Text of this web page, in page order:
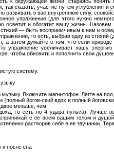
так сказать, участие путем углубления
развивать в вас внутреннюю силу,
упражнение (для этого нужно
осветит и обогатит вашу жизнь.
— быть восприимчивым к ним и
то есть, выбрав одну из
а затем думайте о том, что если
упражнение увеличивает нашу
чтобы обновить и пополнить свои
систему.
Включите магнитофон. Лягте на пол,
йогов-ский вдох и полный
меньше, чем
то есть по 4 удара пульса). Лучше
ее всем вашим телом и
растворив себя в ее звучании.
и после сна